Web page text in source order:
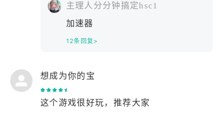
主理人分分钟搞定hsc1
加速器
12条回复>
想成为你的宝
这个游戏很好玩，推荐大家